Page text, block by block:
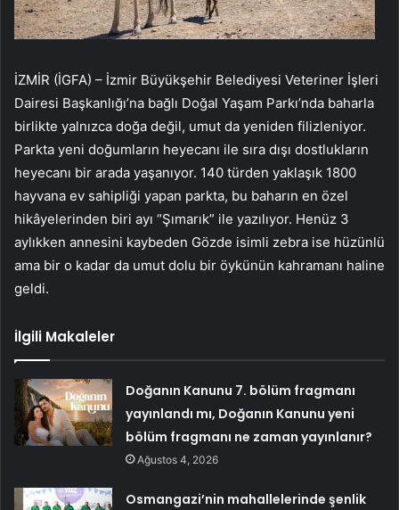
İZMİR (İGFA) – İzmir Büyükşehir Belediyesi Veteriner İşleri
Dairesi Başkanlığı’na bağlı Doğal Yaşam Parkı’nda baharla
birlikte yalnızca doğa değil, umut da yeniden filizleniyor.
Parkta yeni doğumların heyecanı ile sıra dışı dostlukların
heyecanı bir arada yaşanıyor. 140 türden yaklaşık 1800
hayvana ev sahipliği yapan parkta, bu baharın en özel
hikâyelerinden biri ayı “Şımarık” ile yazılıyor. Henüz 3
aylıkken annesini kaybeden Gözde isimli zebra ise hüzünlü
ama bir o kadar da umut dolu bir öykünün kahramanı haline
geldi.
İlgili Makaleler
Doğanın Kanunu 7. bölüm fragmanı
yayınlandı mı, Doğanın Kanunu yeni
bölüm fragmanı ne zaman yayınlanır?
Ağustos 4, 2026
Osmangazi’nin mahallelerinde şenlik